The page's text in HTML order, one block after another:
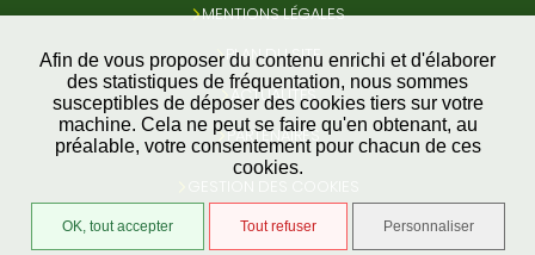
Afin de vous proposer du contenu enrichi et d'élaborer
des statistiques de fréquentation, nous sommes
susceptibles de déposer des cookies tiers sur votre
machine. Cela ne peut se faire qu'en obtenant, au
préalable, votre consentement pour chacun de ces
cookies.
OK, tout accepter Tout refuser Personnaliser
MENTIONS LÉGALES
PLAN DU SITE
ACTUALITÉS
PARTENAIRES